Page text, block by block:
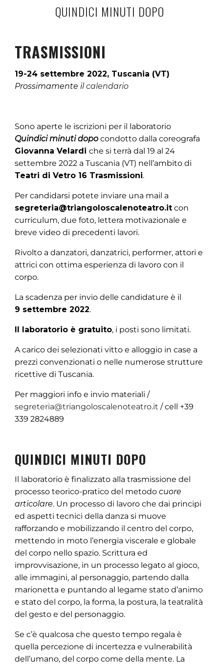
QUINDICI MINUTI DOPO
TRASMISSIONI
19-24 settembre 2022, Tuscania (VT)
Prossimamente ilcalendario
Sono aperte le iscrizioni per il laboratorio
Quindici minuti dopo condotto dalla coreografa
Giovanna Velardi che si terrà dal 19 al 24
settembre 2022 a Tuscania (VT) nell’ambito di
Teatri di Vetro 16 Trasmissioni.
Per candidarsi potete inviare una mail a
segreteria@triangoloscalenoteatro.it con
curriculum, due foto, lettera motivazionale e
breve video di precedenti lavori.
Rivolto a danzatori, danzatrici, performer, attori e
attrici con ottima esperienza di lavoro con il
corpo.
La scadenza per invio delle candidature è il
9 settembre 2022.
Il laboratorio è gratuito, i posti sono limitati.
A carico dei selezionati vitto e alloggio in case a
prezzi convenzionati o nelle numerose strutture
ricettive di Tuscania.
Per maggiori info e invio materiali /
segreteria@triangoloscalenoteatro.it / cell +39
339 2824889
QUINDICI MINUTI DOPO
Il laboratorio è finalizzato alla trasmissione del
processo teorico-pratico del metodo cuore
articolare. Un processo di lavoro che dai principi
ed aspetti tecnici della danza si muove
rafforzando e mobilizzando il centro del corpo,
mettendo in moto l’energia viscerale e globale
del corpo nello spazio. Scrittura ed
improvvisazione, in un processo legato al gioco,
alle immagini, al personaggio, partendo dalla
marionetta e puntando al legame stato d’animo
e stato del corpo, la forma, la postura, la teatralità
del gesto e del personaggio.
Se c’è qualcosa che questo tempo regala è
quella percezione di incertezza e vulnerabilità
dell’umano, del corpo come della mente. La